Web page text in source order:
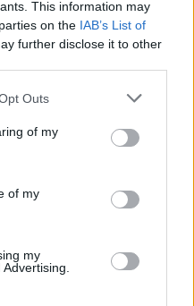
This information may
on the IAB’s List of
further disclose it to other
uses one or more Google
You may click to
and its third-party tags to
purposes in below Google
Outs
of my
of my
my
tuvo que jugar de segunda
extremo en un 4-3-3
como extremo
le recolocó en la
delanteros del equipo en
puede amoldar a casi
dónde mejor ha
y con total libertad de
como centrocampista, la
de la jornada 20